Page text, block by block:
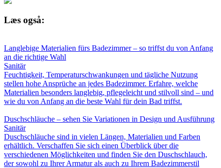
Læs også:
Langlebige Materialien fürs Badezimmer – so triffst du von Anfang
an die richtige Wahl
Sanitär
Feuchtigkeit, Temperaturschwankungen und tägliche Nutzung
stellen hohe Ansprüche an jedes Badezimmer. Erfahre, welche
Materialien besonders langlebig, pflegeleicht und stilvoll sind – und
wie du von Anfang an die beste Wahl für dein Bad triffst.
Duschschläuche – sehen Sie Variationen in Design und Ausführung
Sanitär
Duschschläuche sind in vielen Längen, Materialien und Farben
erhältlich. Verschaffen Sie sich einen Überblick über die
verschiedenen Möglichkeiten und finden Sie den Duschschlauch,
der sowohl zu Ihrer Armatur als auch zu Ihrem Badezimmerstil